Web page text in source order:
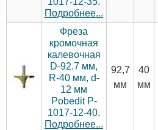
Подробнее...
Фреза
кромочная
калевочная
D-92.7 мм,
R-40 мм, d-
12 мм
Pobedit P-
1017-12-40.
Подробнее...
92,7
мм
40
мм